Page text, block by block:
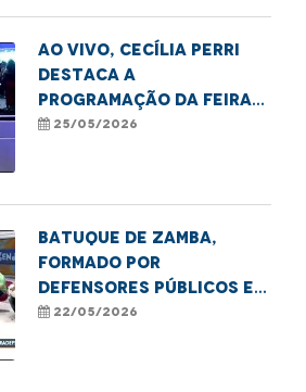
Ao vivo, Cecília Perri
destaca a
programação da Feira
Cultural MARADEFS
25/05/2026
Batuque de Zamba,
formado por
defensores públicos e
servidores, toca no
22/05/2026